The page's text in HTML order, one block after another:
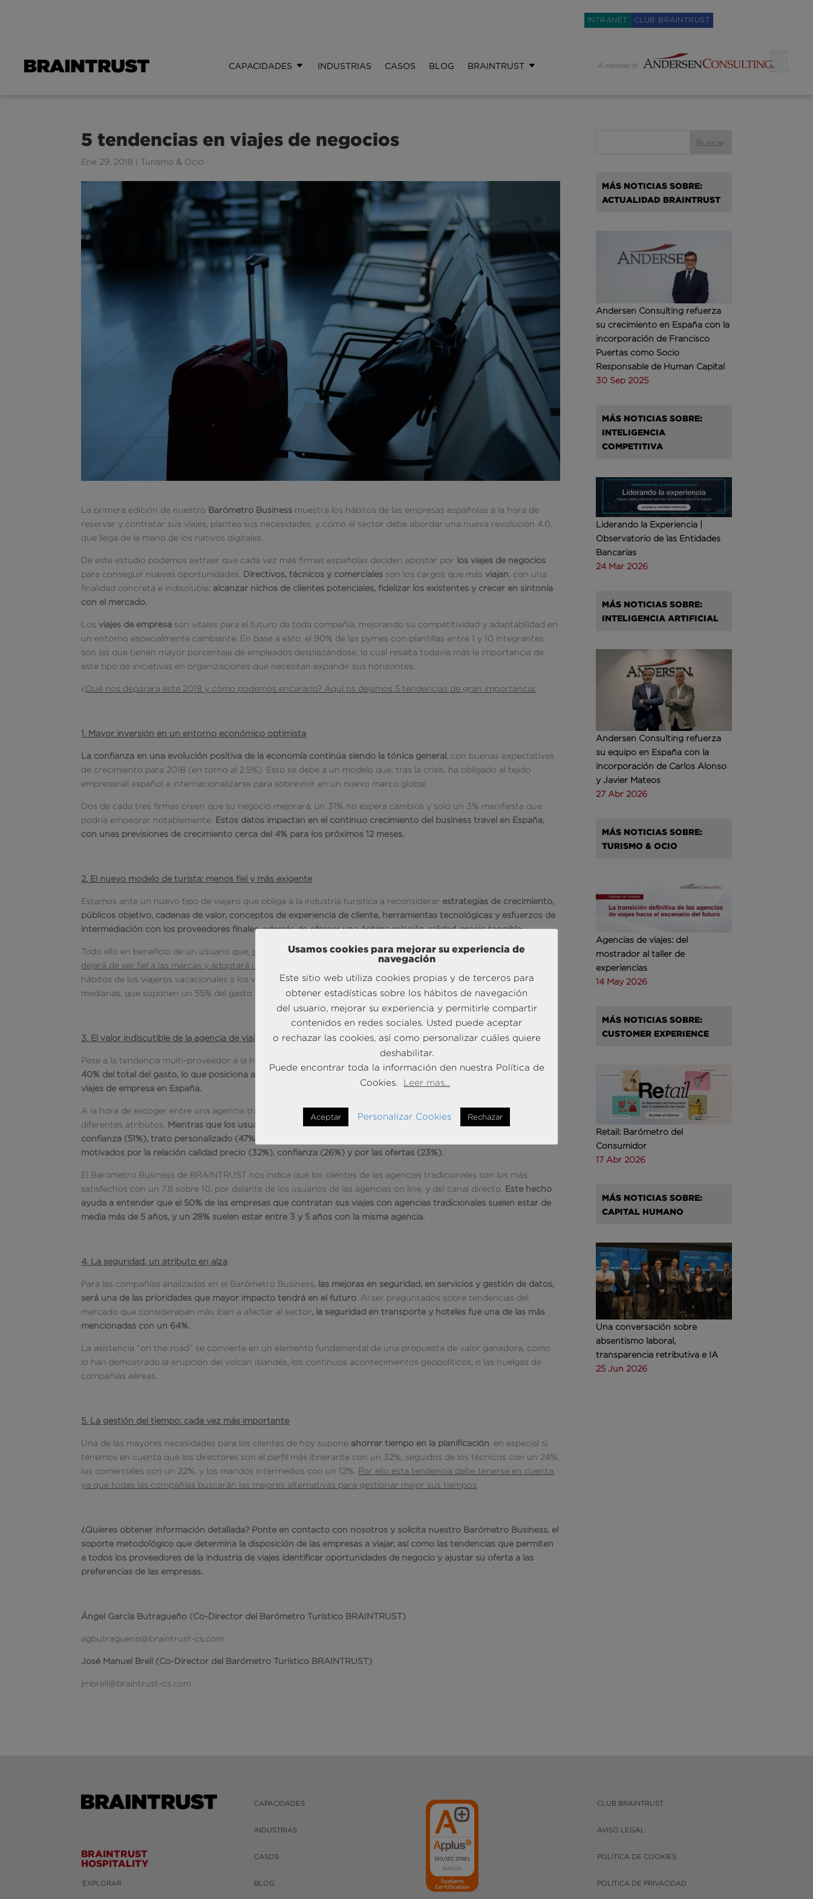
INTRANET CLUB BRAINTRUST
CAPACIDADES INDUSTRIAS CASOS BLOG BRAINTRUST
5 tendencias en viajes de negocios
Ene 29, 2018 Turismo & Ocio
La primera edición de nuestro Barómetro Business muestra los hábitos de las empresas españolas a la hora de
reservar y contratar sus viajes, plantea sus necesidades, y cómo el sector debe abordar una nueva revolución 4.0,
que llega de la mano de los nativos digitales.
De este estudio podemos extraer que cada vez más firmas españolas deciden apostar por los viajes de negocios
para conseguir nuevas oportunidades. Directivos, técnicos y comerciales son los cargos que más viajan , con una
finalidad concreta e indisoluble: alcanzar nichos de clientes potenciales, fidelizar los existentes y crecer en sintonía
con el mercado.
Los viajes de empresa son vitales para el futuro de toda compañía, mejorando su competitividad y adaptabilidad en
un entorno especialmente cambiante. En base a esto, el 90% de las pymes con plantillas entre 1 y 10 integrantes
son las que tienen mayor porcentaje de empleados desplazándose, lo cual resalta todavía más la importancia de
este tipo de iniciativas en organizaciones que necesitan expandir sus horizontes.
¿ Qué nos deparará este 2018 y cómo podemos encararlo? Aquí os dejamos 5 tendencias de gran importancia:
1. Mayor inversión en un entorno económico optimista
La confianza en una evolución positiva de la economía continúa siendo la tónica general
, con buenas expectativas
de crecimiento para 2018 (en torno al 2,5%). Esto se debe a un modelo que, tras la crisis, ha obligado al tejido
empresarial español a internacionalizarse para sobrevivir en un nuevo marco global.
Dos de cada tres firmas creen que su negocio mejorará, un 31% no espera cambios y solo un 3% manifiesta que
podría empeorar notablemente. Estos datos impactan en el continuo crecimiento del business travel en España,
con unas previsiones de crecimiento cerca del 4% para los próximos 12 meses.
2. El nuevo modelo de turista: menos fiel y más exigente
Estamos ante un nuevo tipo de viajero que obliga a la industria turística a reconsiderar estrategias de crecimiento,
públicos objetivo, cadenas de valor, conceptos de experiencia de cliente, herramientas tecnológicas y esfuerzos de
intermediación con los proveedores finales, además de ofrecer una óptima relación calidad-precio tangible.
Todo ello en beneficio de un usuario que, si no dispone de una oferta adaptada a los tiempos y a sus necesidades,
dejará de ser fiel a las marcas y adoptará un comportamiento promiscuo, fiel reflejo de trasladar las actitudes y
hábitos de los viajeros vacacionales a los viajes de empresa, con mayor énfasis en las compañías pequeñas y
medianas, que suponen un 55% del gasto total.
3. El valor indiscutible de la agencia de viajes
Pese a la tendencia multi-proveedor a la hora de realizar las reservas,
40% del total del gasto, lo que posiciona a éstas como la opción a través de la cual se realizan más reservas de
viajes de empresa en España.
A la hora de escoger entre una agencia tradicional u online, las empresas españolas se ven motivadas por
diferentes atributos. Mientras que los usuarios de las tradicionales destacan que las utilizan porque les ofrecen
confianza (51%), trato personalizado (47%) y por su personal experto (36%), las que acuden a las online lo hacen
motivados por la relación calidad precio (32%), confianza (26%) y por las ofertas (23%).
El Barómetro Business de BRAINTRUST nos indica que los clientes de las agencias tradicionales son los más
satisfechos con un 7,8 sobre 10, por delante de los usuarios de las agencias on line, y del canal directo. Este hecho
ayuda a entender que el 50% de las empresas que contratan sus viajes con agencias tradicionales suelen estar de
media más de 5 años, y un 28% suelen estar entre 3 y 5 años con la misma agencia.
4. La seguridad, un atributo en alza
Para las compañías analizadas en el Barómetro Business,
las mejoras en seguridad, en servicios y gestión de datos,
será una de las prioridades que mayor impacto tendrá en el futuro . Al ser preguntados sobre tendencias del
mercado que consideraban más iban a afectar al sector , la seguridad en transporte y hoteles fue una de las más
mencionadas con un 64%.
La asistencia “on the road” se convierte en un elemento fundamental de una propuesta de valor ganadora, como
lo han demostrado la erupción del volcán islandés, los continuos acontecimientos geopolíticos, o las huelgas de
compañías aéreas.
5. La gestión del tiempo: cada vez más importante
Una de las mayores necesidades para los clientes de hoy supone ahorrar tiempo en la planificación , en especial si
tenemos en cuenta que los directores son el perfil más itinerante con un 32%, seguidos de los técnicos con un 24%,
los comerciales con un 22%, y los mandos intermedios con un 12%. Por ello esta tendencia debe tenerse en cuenta,
ya que todas las compañías buscarán las mejores alternativas para gestionar mejor sus tiempos
¿Quieres obtener información detallada? Ponte en contacto con nosotros y solicita nuestro Barómetro Business, el
soporte metodológico que determina la disposición de las empresas a viajar, así como las tendencias que permiten
a todos los proveedores de la industria de viajes identificar oportunidades de negocio y ajustar su oferta a las
preferencias de las empresas.
Ángel García Butragueño (Co-Director del Barómetro Turístico BRAINTRUST)
agbutragueno@braintrust-cs.com
José Manuel Brell (Co-Director del Barómetro Turístico BRAINTRUST)
jmbrell@braintrust-cs.com
MÁS NOTICIAS SOBRE:
ACTUALIDAD BRAINTRUST
Andersen Consulting refuerza
su crecimiento en España con la
incorporación de Francisco
Puertas como Socio
Responsable de Human Capital
30 Sep 2025
MÁS NOTICIAS SOBRE:
INTELIGENCIA
COMPETITIVA
Liderando la Experiencia |
Observatorio de las Entidades
Bancarias
24 Mar 2026
MÁS NOTICIAS SOBRE:
INTELIGENCIA ARTIFICIAL
Andersen Consulting refuerza
su equipo en España con la
incorporación de Carlos Alonso
y Javier Mateos
27 Abr 2026
MÁS NOTICIAS SOBRE:
TURISMO & OCIO
Agencias de viajes: del
mostrador al taller de
experiencias
14 May 2026
MÁS NOTICIAS SOBRE:
CUSTOMER EXPERIENCE
Retail: Barómetro del
Consumidor
17 Abr 2026
MÁS NOTICIAS SOBRE:
CAPITAL HUMANO
Una conversación sobre
absentismo laboral,
transparencia retributiva e IA
25 Jun 2026
BRAINTRUST
HOSPITALITY
EXPLORAR
CAPACIDADES
INDUSTRIAS
CASOS
BLOG
CLUB BRAINTRUST
AVISO LEGAL
POLÍTICA DE COOKIES
POLÍTICA DE PRIVACIDAD
Usamos cookies para mejorar su experiencia de
navegación
Este sitio web utiliza cookies propias y de terceros para
obtener estadísticas sobre los hábitos de navegación
del usuario, mejorar su experiencia y permitirle compartir
contenidos en redes sociales. Usted puede aceptar
o rechazar las cookies, así como personalizar cuáles quiere
deshabilitar.
Puede encontrar toda la información den nuestra Política de
Cookies.
Leer mas...
Aceptar Personalizar Cookies Rechazar